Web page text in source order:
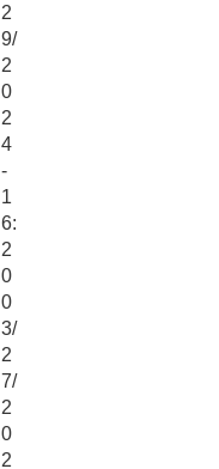
2
9/
2
0
2
4
-
1
6:
2
0
0
3/
2
7/
2
0
2